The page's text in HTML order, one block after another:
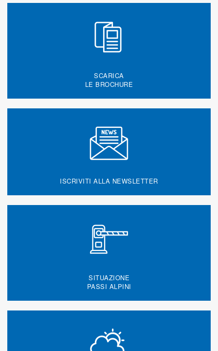
SCARICA
LE BROCHURE
ISCRIVITI ALLA NEWSLETTER
SITUAZIONE
PASSI ALPINI